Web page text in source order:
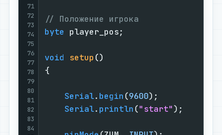
71
72
73
74
75
76
77
78
79
80
81
82
83
84
// Положение игрока
byte player_pos;
void setup ()
{
Serial. begin (9600);
Serial. println ("start");